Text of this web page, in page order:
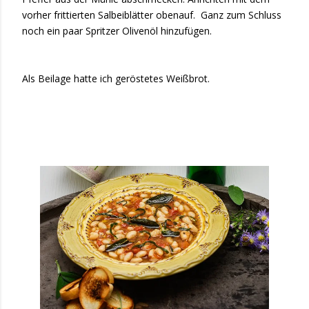
vorher frittierten Salbeiblätter obenauf. Ganz zum Schluss
noch ein paar Spritzer Olivenöl hinzufügen.
Als Beilage hatte ich geröstetes Weißbrot.